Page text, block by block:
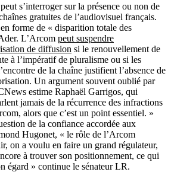
s’interroger sur la présence ou non de
gratuites de l’audiovisuel français.
forme de « disparition totale des
L’Arcom peut suspendre
de diffusion si le renouvellement de
à l’impératif de pluralisme ou si les
de la chaîne justifient l’absence de
Un argument souvent oublié par
estime Raphaël Garrigos, qui
jamais de la récurrence des infractions
alors que c’est un point essentiel. »
de la confiance accordée aux
Hugonet, « le rôle de l’Arcom
on a voulu en faire un grand régulateur,
à trouver son positionnement, ce qui
égard » continue le sénateur LR.